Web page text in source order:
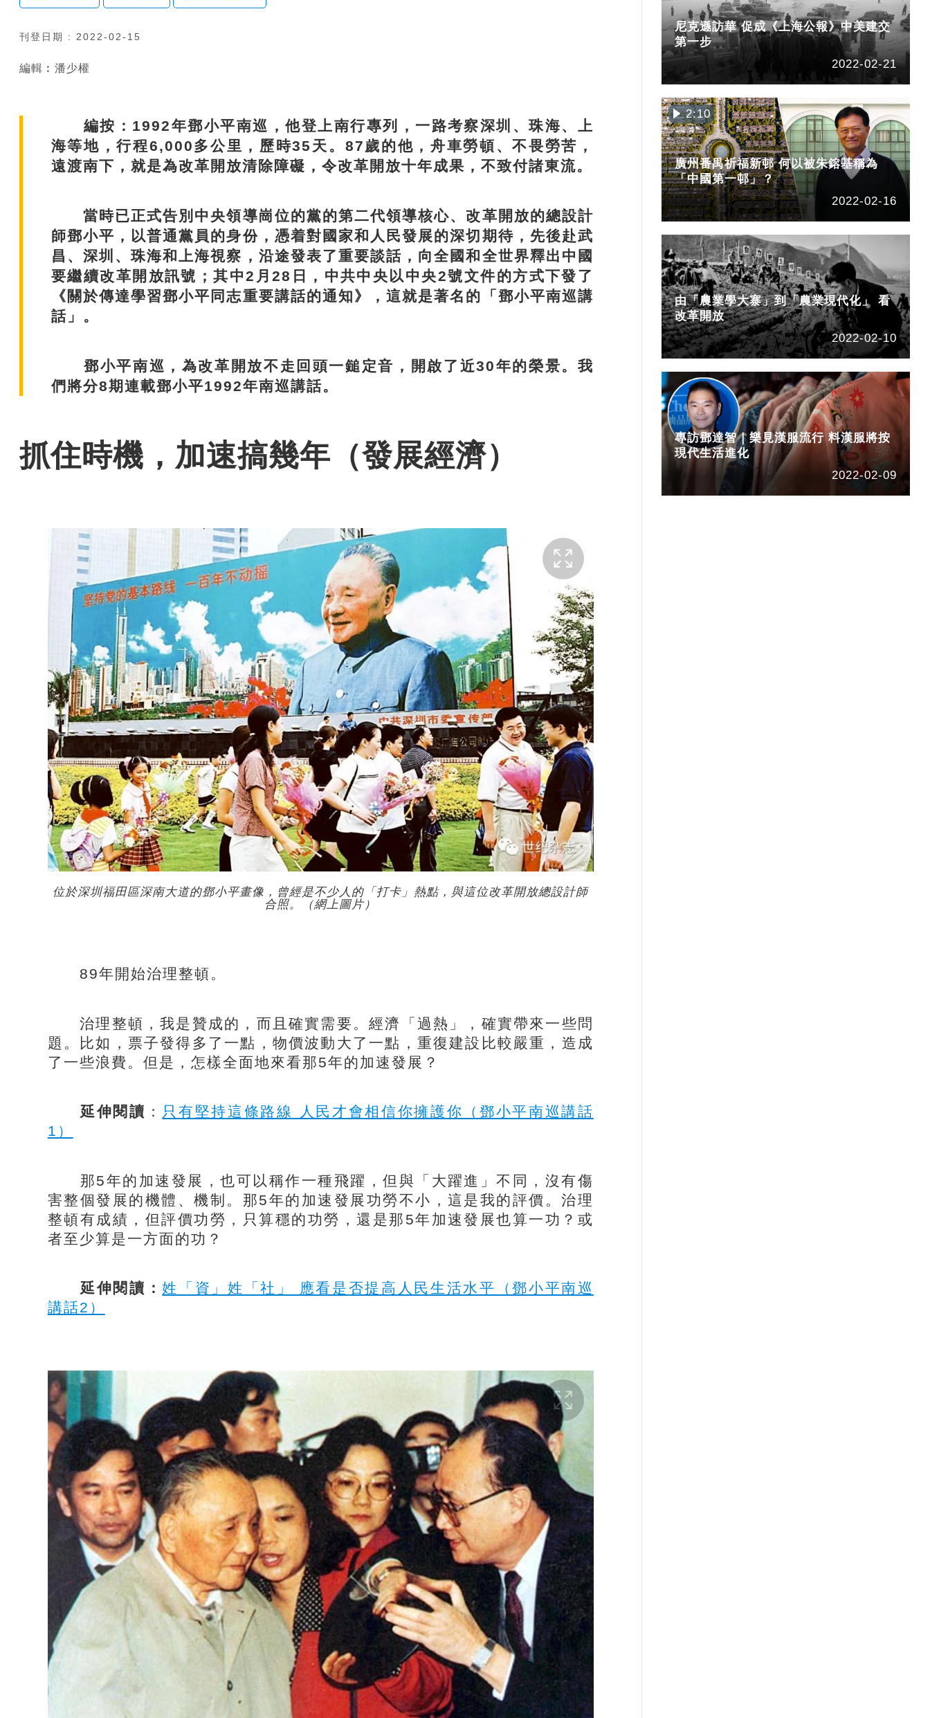
刊登日期 : 2022-02-15
編輯︰潘少權
編按：1992年鄧小平南巡，他登上南行專列，一路考察深圳、珠海、上
海等地，行程6,000多公里，歷時35天。87歲的他，舟車勞頓、不畏勞苦，
遠渡南下，就是為改革開放清除障礙，令改革開放十年成果，不致付諸東流。
當時已正式告別中央領導崗位的黨的第二代領導核心、改革開放的總設計
師鄧小平，以普通黨員的身份，憑着對國家和人民發展的深切期待，先後赴武
昌、深圳、珠海和上海視察，沿途發表了重要談話，向全國和全世界釋出中國
要繼續改革開放訊號；其中2月28日，中共中央以中央2號文件的方式下發了
《關於傳達學習鄧小平同志重要講話的通知》，這就是著名的「鄧小平南巡講
話」。
鄧小平南巡，為改革開放不走回頭一鎚定音，開啟了近30年的榮景。我
們將分8期連載鄧小平1992年南巡講話。
抓住時機，加速搞幾年（發展經濟）
位於深圳福田區深南大道的鄧小平畫像，曾經是不少人的「打卡」熱點，與這位改革開放總設計師
合照。（網上圖片）
89年開始治理整頓。
治理整頓，我是贊成的，而且確實需要。經濟「過熱」，確實帶來一些問
題。比如，票子發得多了一點，物價波動大了一點，重復建設比較嚴重，造成
了一些浪費。但是，怎樣全面地來看那5年的加速發展？
延伸閱讀 ：
只有堅持這條路線 人民才會相信你擁護你（鄧小平南巡講話
1）
那5年的加速發展，也可以稱作一種飛躍，但與「大躍進」不同，沒有傷
害整個發展的機體、機制。那5年的加速發展功勞不小，這是我的評價。治理
整頓有成績，但評價功勞，只算穩的功勞，還是那5年加速發展也算一功？或
者至少算是一方面的功？
延伸閱讀：姓「資」姓「社」 應看是否提高人民生活水平（鄧小平南巡
講話2）
尼克遜訪華 促成《上海公報》中美建交
第一步
2022-02-21
2:10
廣州番禺祈福新邨 何以被朱鎔基稱為
「中國第一邨」？
2022-02-16
由「農業學大寨」到「農業現代化」 看
改革開放
2022-02-10
專訪鄧達智｜樂見漢服流行 料漢服將按
現代生活進化
2022-02-09